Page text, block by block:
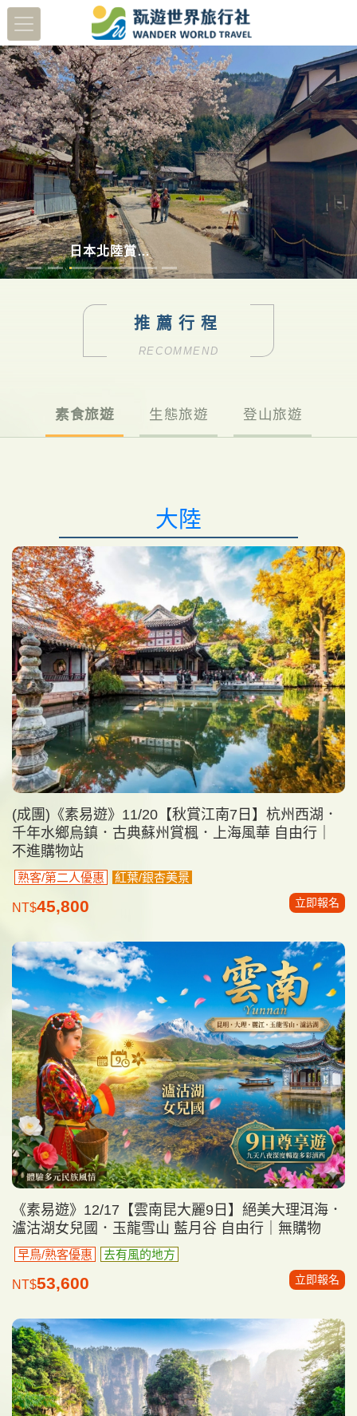
蔬醒南島 多彩德瑞 日本北陸賞櫻8日
推薦行程
RECOMMEND
素食旅遊 生態旅遊 登山旅遊
大陸
(成團)《素易遊》11/20【秋賞江南7日】杭州西湖．
千年水鄉烏鎮．古典蘇州賞楓．上海風華 自由行｜
不進購物站
熟客/第二人優惠 紅葉/銀杏美景
NT$45,800 立即報名
《素易遊》12/17【雲南昆大麗9日】絕美大理洱海．
瀘沽湖女兒國．玉龍雪山 藍月谷 自由行｜無購物
早鳥/熟客優惠 去有風的地方
NT$53,600 立即報名